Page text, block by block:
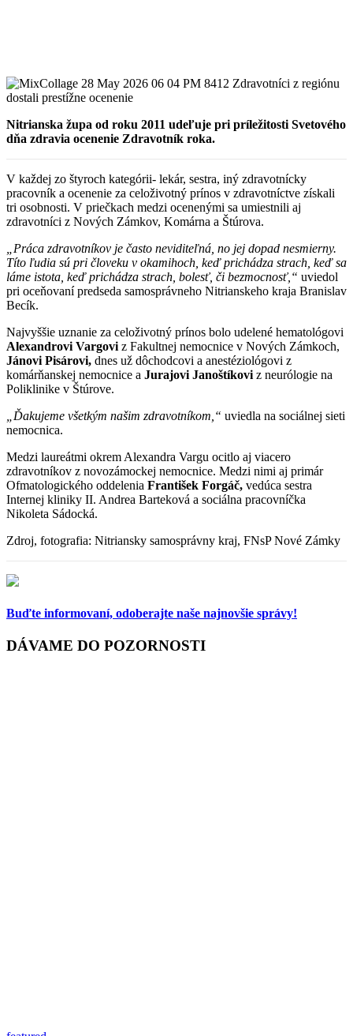
Nitrianska župa od roku 2011 udeľuje pri príležitosti Svetového
dňa zdravia ocenenie Zdravotník roka.
V každej zo štyroch kategórii- lekár, sestra, iný zdravotnícky
pracovník a ocenenie za celoživotný prínos v zdravotníctve získali
tri osobnosti. V priečkach medzi ocenenými sa umiestnili aj
zdravotníci z Nových Zámkov, Komárna a Štúrova.
„Práca zdravotníkov je často neviditeľná, no jej dopad nesmierny.
Títo ľudia sú pri človeku v okamihoch, keď prichádza strach, keď sa
láme istota, keď prichádza strach, bolesť, či bezmocnosť,“ uviedol
pri oceňovaní predseda samosprávneho Nitrianskeho kraja Branislav
Becík.
Najvyššie uznanie za celoživotný prínos bolo udelené hematológovi
Alexandrovi Vargovi z Fakultnej nemocnice v Nových Zámkoch,
Jánovi Pisárovi, dnes už dôchodcovi a anestéziológovi z
komárňanskej nemocnice a Jurajovi Janoštíkovi z neurólogie na
Poliklinike v Štúrove.
„Ďakujeme všetkým našim zdravotníkom,“ uviedla na sociálnej sieti
nemocnica.
Medzi laureátmi okrem Alexandra Vargu ocitlo aj viacero
zdravotníkov z novozámockej nemocnice. Medzi nimi aj primár
Ofmatologického oddelenia František Forgáč, vedúca sestra
Internej kliniky II. Andrea Barteková a sociálna pracovníčka
Nikoleta Sádocká.
Zdroj, fotografia: Nitriansky samosprávny kraj, FNsP Nové Zámky
Buďte informovaní, odoberajte naše najnovšie správy!
DÁVAME DO POZORNOSTI